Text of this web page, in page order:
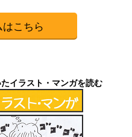
こちら
イラスト・マンガを読む